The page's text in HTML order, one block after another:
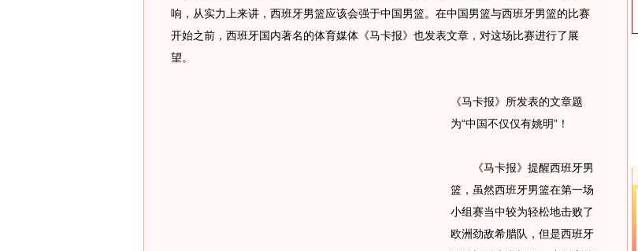
响，从实力上来讲，西班牙男篮应该会强于中国男篮。在中国男篮与西班牙男篮的比赛
开始之前，西班牙国内著名的体育媒体《马卡报》也发表文章，对这场比赛进行了展
望。
《马卡报》所发表的文章题
为“中国不仅仅有姚明”！
《马卡报》提醒西班牙男
篮，虽然西班牙男篮在第一场
小组赛当中较为轻松地击败了
欧洲劲敌希腊队，但是西班牙